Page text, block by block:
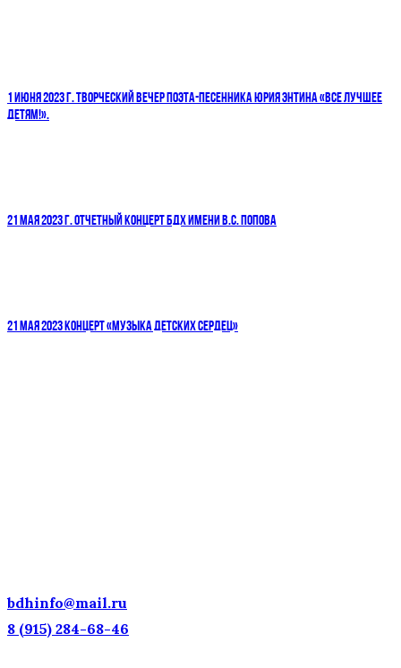
1 ИЮНЯ 2023 Г. ТВОРЧЕСКИЙ ВЕЧЕР ПОЭТА-ПЕСЕННИКА ЮРИЯ ЭНТИНА «ВСЕ ЛУЧШЕЕ
ДЕТЯМ!».
21 МАЯ 2023 Г. ОТЧЕТНЫЙ КОНЦЕРТ БДХ ИМЕНИ В.С. ПОПОВА
21 МАЯ 2023 КОНЦЕРТ «МУЗЫКА ДЕТСКИХ СЕРДЕЦ»
bdhinfo@mail.ru
8 (915) 284-68-46